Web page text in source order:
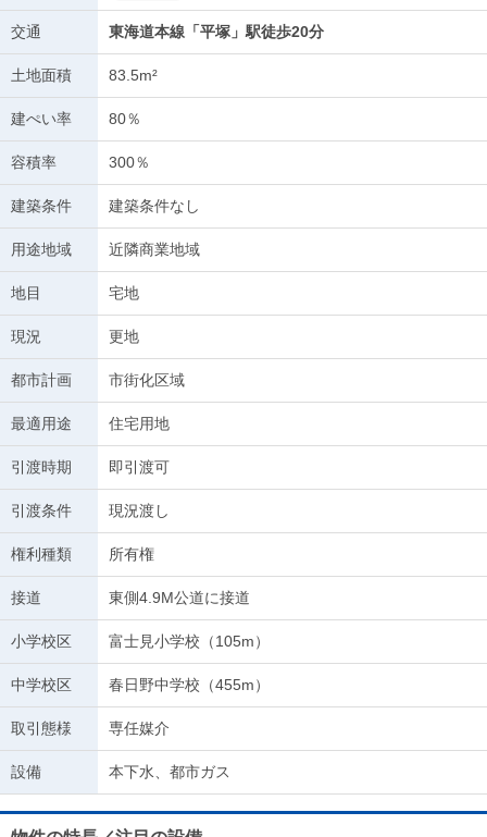
交通 東海道本線「平塚」駅徒歩20分
土地面積 83.5m²
建ぺい率 80％
容積率 300％
建築条件 建築条件なし
用途地域 近隣商業地域
地目 宅地
現況 更地
都市計画 市街化区域
最適用途 住宅用地
引渡時期 即引渡可
引渡条件 現況渡し
権利種類 所有権
接道 東側4.9M公道に接道
小学校区 富士見小学校（105m）
中学校区 春日野中学校（455m）
取引態様 専任媒介
設備 本下水、都市ガス